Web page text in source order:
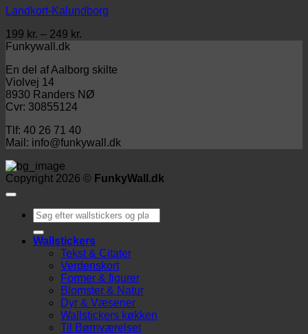
249 kr.
Landkort-Kalundborg
199 kr. – 249 kr.
249 kr.
Funkywall.dk
En del af Aalborg skilte
Violvej 14
8930 Randers NØ
Cvr: 30855124
Tlf: 40 26 71 40
Mail: info@funkywall.dk
Copyright 2026 © FunkyWall.dk
Søg
efter:
Wallstickers
Tekst & Citater
Verdenskort
Former & figurer
Blomster & Natur
Dyr & Væsener
Wallstickers køkken
Til Børnværelset